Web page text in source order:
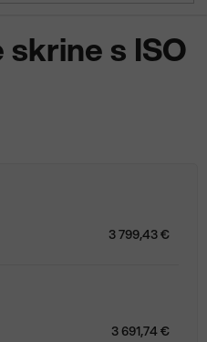
s ISO
3 799,43 €
3 691,74 €